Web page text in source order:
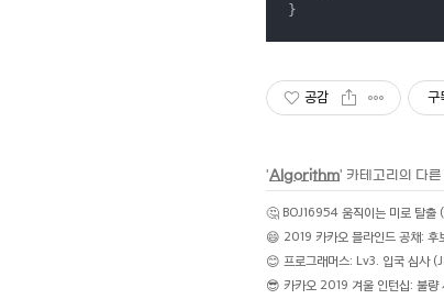
공감 구
'Algorithm' 카테고리의 다른
🤔 BOJ16954 움직이는 미로 탈출
😄 2019 카카오 블라인드 공채: 후
😊 프로그래머스: Lv3. 입국 심사
😎 카카오 2019 겨울 인턴십: 불량